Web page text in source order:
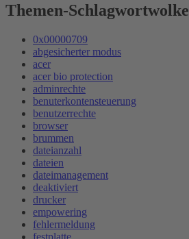
Themen-Schlagwortwolke
0x00000709
abgesicherter modus
acer
acer bio protection
adminrechte
benuterkontensteuerung
benutzerrechte
browser
brummen
dateianzahl
dateien
dateimanagement
deaktiviert
drucker
empowering
fehlermeldung
festplatte